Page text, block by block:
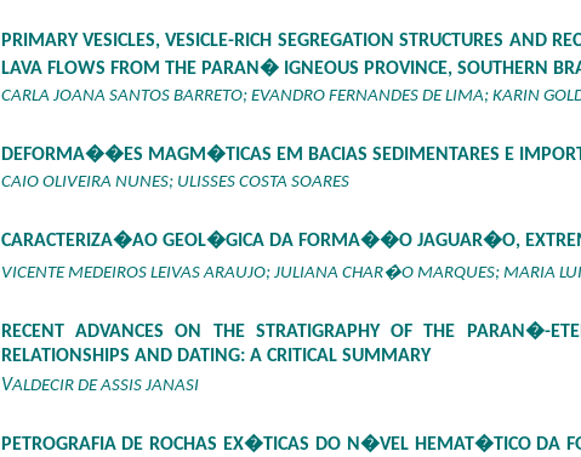
PRIMARY VESICLES, VESICLE-RICH SEGREGATION STRUCTURES AND
LAVA FLOWS FROM THE PARAN� IGNEOUS PROVINCE, SOUTHERN
CARLA JOANA SANTOS BARRETO; EVANDRO FERNANDES DE LIMA; KARIN
DEFORMA��ES MAGM�TICAS EM BACIAS SEDIMENTARES E
CAIO OLIVEIRA NUNES; ULISSES COSTA SOARES
CARACTERIZA�AO GEOL�GICA DA FORMA��O JAGUAR�O,
VICENTE MEDEIROS LEIVAS ARAUJO; JULIANA CHAR�O MARQUES; MARIA
RECENT ADVANCES ON THE STRATIGRAPHY OF THE PARAN�-
RELATIONSHIPS AND DATING: A CRITICAL SUMMARY
VALDECIR DE ASSIS JANASI
PETROGRAFIA DE ROCHAS EX�TICAS DO N�VEL HEMAT�TICO